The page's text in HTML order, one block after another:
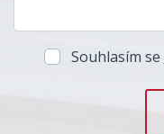
Souhlasím se